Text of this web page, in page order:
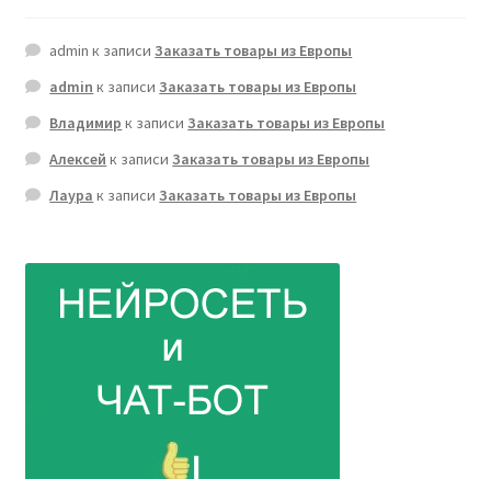
admin к записиЗаказать товары из Европы
admin к записиЗаказать товары из Европы
Владимир к записиЗаказать товары из Европы
Алексей к записиЗаказать товары из Европы
Лаура к записиЗаказать товары из Европы